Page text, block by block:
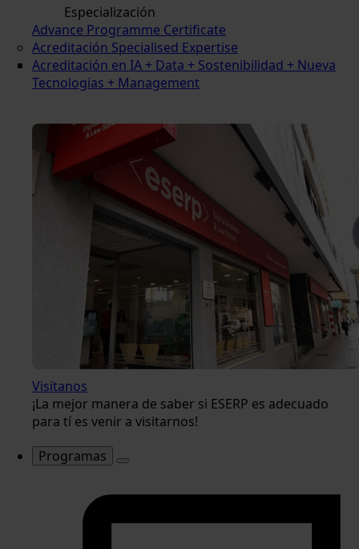
Especialización
Advance Programme Certificate
Acreditación Specialised Expertise
Acreditación en IA + Data + Sostenibilidad + Nueva
Tecnologías + Management
Visítanos
¡La mejor manera de saber si ESERP es adecuado
para tí es venir a visitarnos!
Programas